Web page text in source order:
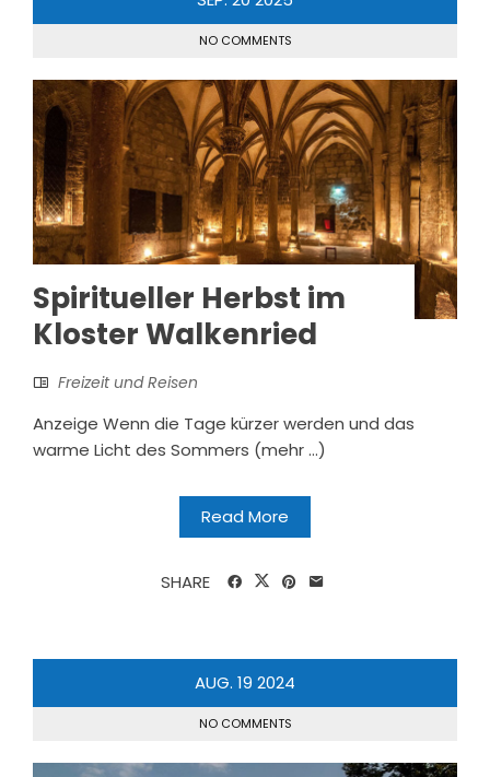
NO COMMENTS
Spiritueller Herbst im
Kloster Walkenried
Freizeit und Reisen
Anzeige Wenn die Tage kürzer werden und das
warme Licht des Sommers (mehr …)
Read More
SHARE
AUG. 19 2024
NO COMMENTS